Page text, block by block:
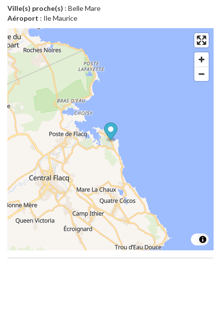
Ville(s) proche(s) : Belle Mare
Aéroport : Ile Maurice